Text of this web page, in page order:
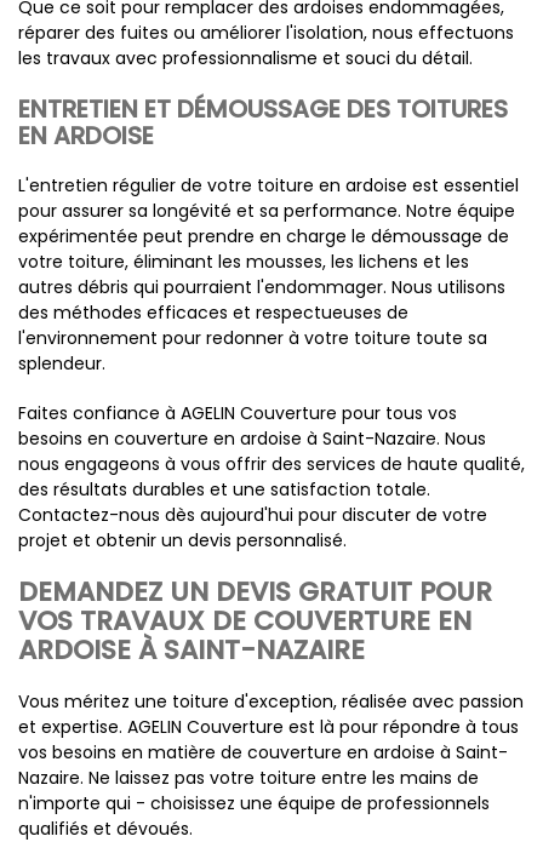
Que ce soit pour remplacer des ardoises endommagées,
réparer des fuites ou améliorer l'isolation, nous effectuons
les travaux avec professionnalisme et souci du détail.
ENTRETIEN ET DÉMOUSSAGE DES TOITURES
EN ARDOISE
L'entretien régulier de votre toiture en ardoise est essentiel
pour assurer sa longévité et sa performance. Notre équipe
expérimentée peut prendre en charge le démoussage de
votre toiture, éliminant les mousses, les lichens et les
autres débris qui pourraient l'endommager. Nous utilisons
des méthodes efficaces et respectueuses de
l'environnement pour redonner à votre toiture toute sa
splendeur.
Faites confiance à AGELIN Couverture pour tous vos
besoins en couverture en ardoise à Saint-Nazaire. Nous
nous engageons à vous offrir des services de haute qualité,
des résultats durables et une satisfaction totale.
Contactez-nous dès aujourd'hui pour discuter de votre
projet et obtenir un devis personnalisé.
DEMANDEZ UN DEVIS GRATUIT POUR
VOS TRAVAUX DE COUVERTURE EN
ARDOISE À SAINT-NAZAIRE
Vous méritez une toiture d'exception, réalisée avec passion
et expertise. AGELIN Couverture est là pour répondre à tous
vos besoins en matière de couverture en ardoise à Saint-
Nazaire. Ne laissez pas votre toiture entre les mains de
n'importe qui - choisissez une équipe de professionnels
qualifiés et dévoués.